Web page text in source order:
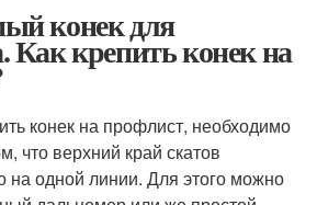
конек для
Как крепить конек на
конек на профлист, необходимо
что верхний край скатов
на одной линии. Для этого можно